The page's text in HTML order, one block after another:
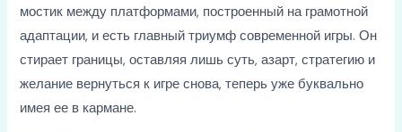
мостик между платформами, построенный на грамотной
адаптации, и есть главный триумф современной игры. Он
стирает границы, оставляя лишь суть, азарт, стратегию и
желание вернуться к игре снова, теперь уже буквально
имея ее в кармане.